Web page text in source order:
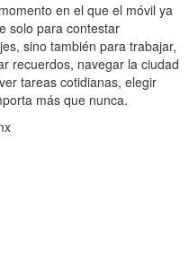
en el que el móvil ya
solo para contestar
sino también para trabajar,
recuerdos, navegar la ciudad
tareas cotidianas, elegir
más que nunca.